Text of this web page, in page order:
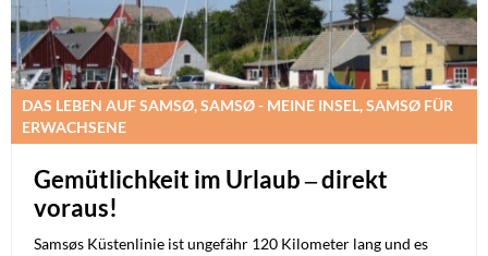
DAS LEBEN AUF SAMSØ, SAMSØ - MEINE INSEL, SAMSØ FÜR
ERWACHSENE
Gemütlichkeit im Urlaub – direkt
voraus!
Samsøs Küstenlinie ist ungefähr 120 Kilometer lang und es